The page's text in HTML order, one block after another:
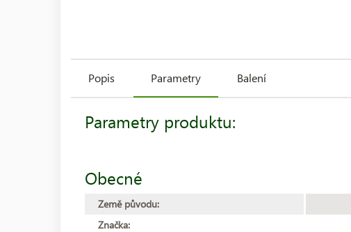
Popis Parametry Balení
Parametry produktu:
Obecné
Země původu:
Značka: